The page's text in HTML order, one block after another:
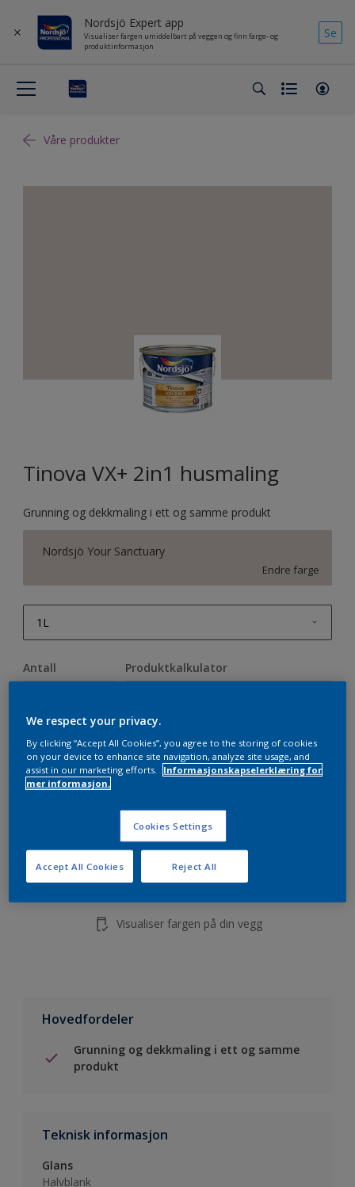
Nordsjö Expert app
Visualiser fargen umiddelbart på veggen og finn farge- og
produktinformasjon
Se
Våre produkter
Tinova VX+ 2in1 husmaling
Grunning og dekkmaling i ett og samme produkt
Nordsjö Your Sanctuary
Endre farge
1L
2,5L
10L
Antall Produktkalkulator
Finn en forhandler
Visualiser fargen på din vegg
Hovedfordeler
Grunning og dekkmaling i ett og samme
produkt
Teknisk informasjon
Glans
Halvblank
We respect your privacy.
By clicking “Accept All Cookies”, you agree to the storing of cookies
on your device to enhance site navigation, analyze site usage, and
assist in our marketing efforts.
Informasjonskapselerklæring for
mer informasjon.
Cookies Settings
Reject All
Accept All Cookies